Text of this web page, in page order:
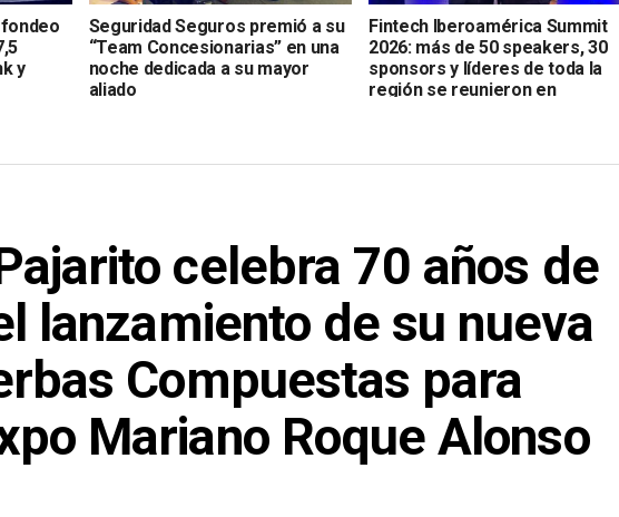
y
Seguridad Seguros premió a su
“Team Concesionarias” en una
noche dedicada a su mayor
aliado
Fintech Iberoamérica Summit
2026: más de 50 speakers, 30
sponsors y líderes de toda la
región se reunieron en
celebra 70 años de
lanzamiento de su nueva
Compuestas para
Mariano Roque Alonso